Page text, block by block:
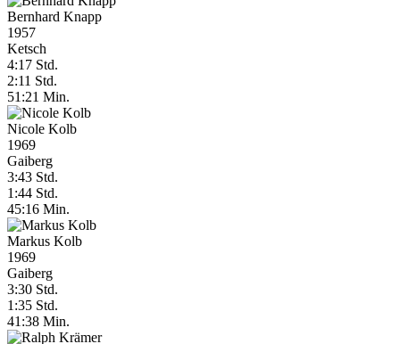
Bernhard Knapp
1957
Ketsch
4:17 Std.
2:11 Std.
51:21 Min.
Nicole Kolb
1969
Gaiberg
3:43 Std.
1:44 Std.
45:16 Min.
Markus Kolb
1969
Gaiberg
3:30 Std.
1:35 Std.
41:38 Min.